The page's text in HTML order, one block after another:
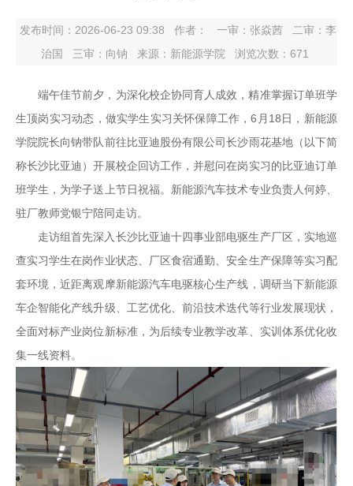
发布时间：2026-06-23 09:38 作者： 一审： 张焱茜 二审： 李
治国
三审： 向钠 来源：新能源学院 浏览次数： 671
端午佳节前夕，为深化校企协同育人成效，精准掌握订单班学
生顶岗实习动态，做实学生实习关怀保障工作，6月18日，新能源
学院院长向钠带队前往比亚迪股份有限公司长沙雨花基地（以下简
称长沙比亚迪）开展校企回访工作，并慰问在岗实习的比亚迪订单
班学生，为学子送上节日祝福。新能源汽车技术专业负责人何婷、
驻厂教师党银宁陪同走访。
走访组首先深入长沙比亚迪十四事业部电驱生产厂区，实地巡
查实习学生在岗作业状态、厂区食宿通勤、安全生产保障等实习配
套环境，近距离观摩新能源汽车电驱核心生产线，调研当下新能源
车企智能化产线升级、工艺优化、前沿技术迭代等行业发展现状，
全面对标产业岗位新标准，为后续专业教学改革、实训体系优化收
集一线资料。